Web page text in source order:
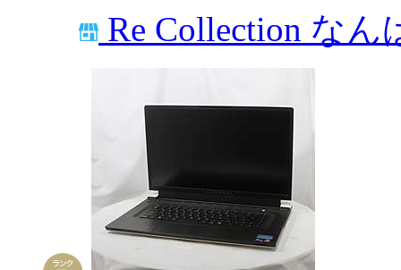
Re Collection なん